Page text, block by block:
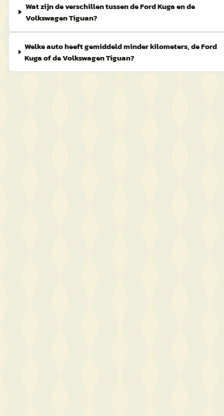
Wat zijn de verschillen tussen de Ford Kuga en de
Volkswagen Tiguan?
Welke auto heeft gemiddeld minder kilometers, de Ford
Kuga of de Volkswagen Tiguan?